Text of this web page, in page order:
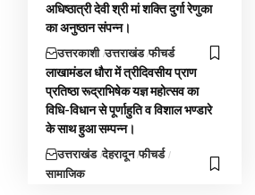
अधिष्ठात्री देवी श्री मां शक्ति दुर्गा रेणुका
का अनुष्ठान संपन्न।
उत्तरकाशी उत्तराखंड फीचर्ड
लाखामंडल धौरा में त्रीदिवसीय प्राण
प्रतिष्ठा रूद्राभिषेक यज्ञ महोत्सव का
विधि-विधान से पूर्णाहुति व विशाल भण्डारे
के साथ हुआ सम्पन्न।
उत्तराखंड देहरादून फीचर्ड
सामाजिक